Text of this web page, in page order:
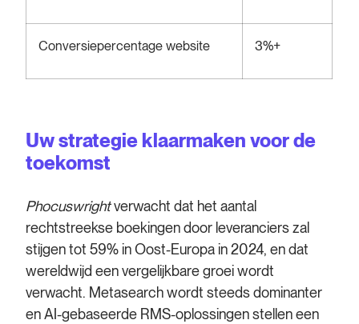
Conversiepercentage website 3%+
Uw strategie klaarmaken voor de
toekomst
Phocuswrightverwacht dat het aantal
rechtstreekse boekingen door leveranciers zal
stijgen tot 59% in Oost-Europa in 2024, en dat
wereldwijd een vergelijkbare groei wordt
verwacht. Metasearch wordt steeds dominanter
en AI-gebaseerde RMS-oplossingen stellen een